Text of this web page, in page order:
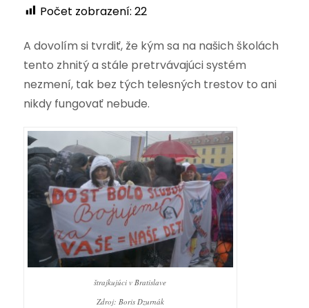
Počet zobrazení: 22
A dovolím si tvrdiť, že kým sa na našich školách
tento zhnitý a stále pretrvávajúci systém
nezmení, tak bez tých telesných trestov to ani
nikdy fungovať nebude.
štrajkujúci v Bratislave
Zdroj: Boris Dzurnák